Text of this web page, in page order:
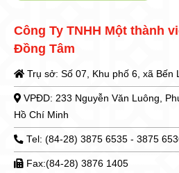
Công Ty TNHH Một thành
Đồng Tâm
Trụ sở: Số 07, Khu phố 6, xã Bến
VPĐD: 233 Nguyễn Văn Luông,
Hồ Chí Minh
Tel: (84-28) 3875 6535 - 3875
Fax:(84-28) 3876 1405